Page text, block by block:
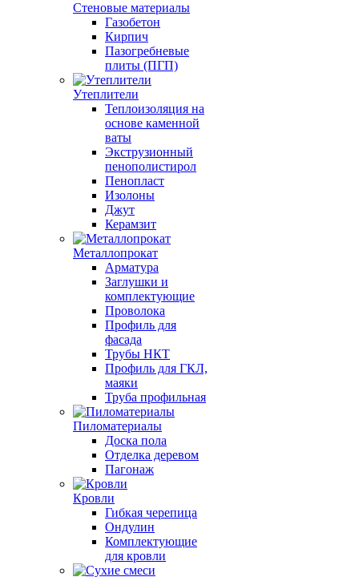
Стеновые материалы
Газобетон
Кирпич
Пазогребневые
плиты (ПГП)
Утеплители
Теплоизоляция на
основе каменной
ваты
Экструзионный
пенополистирол
Пенопласт
Изолоны
Джут
Керамзит
Металлопрокат
Арматура
Заглушки и
комплектующие
Проволока
Профиль для
фасада
Трубы НКТ
Профиль для ГКЛ,
маяки
Труба профильная
Пиломатериалы
Доска пола
Отделка деревом
Пагонаж
Кровли
Гибкая черепица
Ондулин
Комплектующие
для кровли